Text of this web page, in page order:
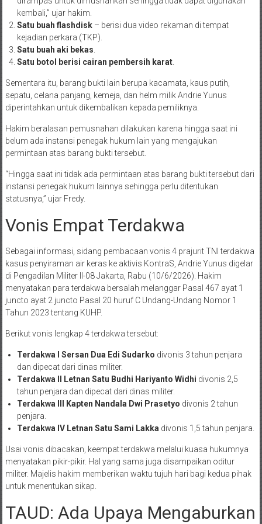
kembali,” ujar hakim
Satu buah flashdisk– berisi dua video rekaman di tempat
kejadian perkara (TKP)
Satu buah aki bekas
Satu botol berisi cairan pembersih karat.
Sementara itu, barang bukti lain berupa kacamata, kaus putih,
sepatu, celana panjang, kemeja, dan helm milik Andrie Yunus
diperintahkan untuk dikembalikan kepada pemiliknya
Hakim beralasan pemusnahan dilakukan karena hingga saat ini
belum ada instansi penegak hukum lain yang mengajukan
permintaan atas barang bukti tersebut.
“Hingga saat ini tidak ada permintaan atas barang bukti tersebut dari
instansi penegak hukum lainnya sehingga perlu ditentukan
statusnya,” ujar Fredy.
Vonis Empat Terdakwa
Sebagai informasi, sidang pembacaan vonis 4 prajurit TNI terdakwa
kasus penyiraman air keras ke aktivis KontraS, Andrie Yunus digelar
di Pengadilan Militer II-08 Jakarta, Rabu (10/6/2026). Hakim
menyatakan para terdakwa bersalah melanggar Pasal 467 ayat 1
juncto ayat 2 juncto Pasal 20 huruf C Undang-Undang Nomor 1
Tahun 2023 tentang KUHP.
Berikut vonis lengkap 4 terdakwa tersebut:
Terdakwa I Sersan Dua Edi Sudarko divonis 3 tahun penjara
dan dipecat dari dinas militer.
Terdakwa II Letnan Satu Budhi Hariyanto Widhi divonis 2,5
tahun penjara dan dipecat dari dinas militer.
Terdakwa III Kapten Nandala Dwi Prasetyo divonis 2 tahun
penjara
Terdakwa IV Letnan Satu Sami Lakka divonis 1,5 tahun penjara
Usai vonis dibacakan, keempat terdakwa melalui kuasa hukumnya
menyatakan pikir-pikir. Hal yang sama juga disampaikan oditur
militer. Majelis hakim memberikan waktu tujuh hari bagi kedua pihak
untuk menentukan sikap
TAUD: Ada Upaya Mengaburkan